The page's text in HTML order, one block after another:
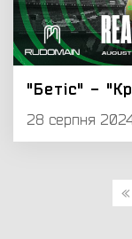
"Бетіс" -
28 серпня
«